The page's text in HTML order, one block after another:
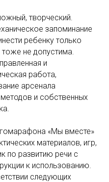
творческий.
запоминание
ребенку только
тоже не допустима.
и
работа,
арсенала
и собственных
«Мы вместе»
материалов, игр,
по развитию речи с
к использованию.
следующих